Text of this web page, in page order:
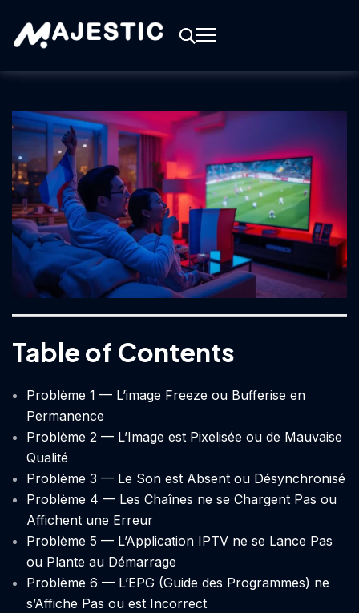
Table of Contents
Problème 1 — L’image Freeze ou Bufferise en
Permanence
Problème 2 — L’Image est Pixelisée ou de Mauvaise
Qualité
Problème 3 — Le Son est Absent ou Désynchronisé
Problème 4 — Les Chaînes ne se Chargent Pas ou
Affichent une Erreur
Problème 5 — L’Application IPTV ne se Lance Pas
ou Plante au Démarrage
Problème 6 — L’EPG (Guide des Programmes) ne
s’Affiche Pas ou est Incorrect